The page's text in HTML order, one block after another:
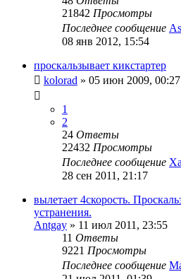
21842 Просмотры
Последнее сообщение
08 янв 2012, 15:54
проскальзывает кикстартер
kolorad » 05 июн 2009, 00:27
1
2
24 Ответы
22432 Просмотры
Последнее сообщение
28 сен 2011, 21:17
вылетает 4скорость.
устранения.
Antgay » 11 июл 2011, 23:55
11 Ответы
9221 Просмотры
Последнее сообщение